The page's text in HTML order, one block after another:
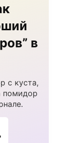
в
с куста,
помидор